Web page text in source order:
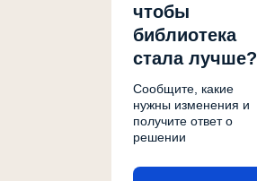
чтобы
библиотека
стала лучше?
Сообщите, какие
нужны изменения и
получите ответ о
решении